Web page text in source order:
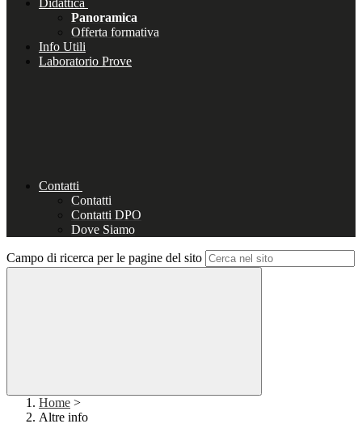
Didattica
Panoramica
Offerta formativa
Info Utili
Laboratorio Prove
Contatti
Contatti
Contatti DPO
Dove Siamo
Campo di ricerca per le pagine del sito
Home >
Altre info